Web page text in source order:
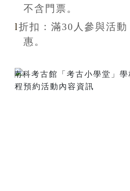
不含 門票。
l折扣 ：滿30 人參與活
惠 。